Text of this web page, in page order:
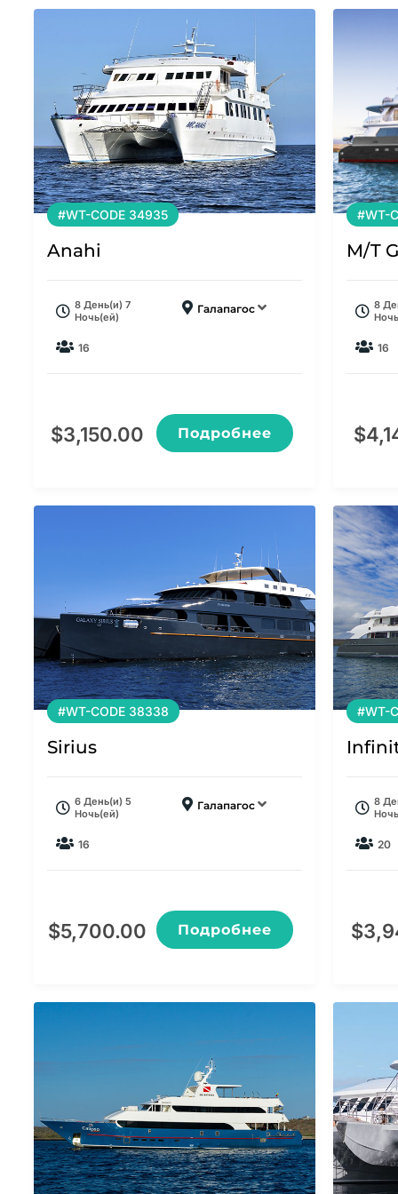
#WT-CODE 34935
Anahi
8 День(и) 7
Ночь(ей)
Галапагос
16
$3,150.00 Подробнее
#WT-
M/T
8
16
$
#WT-CODE 38338
Sirius
6 День(и) 5
Ночь(ей)
Галапагос
16
$5,700.00 Подробнее
#WT-
8
20
$